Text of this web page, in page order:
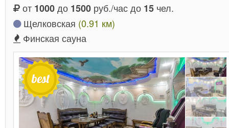
от 1000до 1500 руб./час до 15 чел.
Щелковская (0.91 км)
Финская сауна